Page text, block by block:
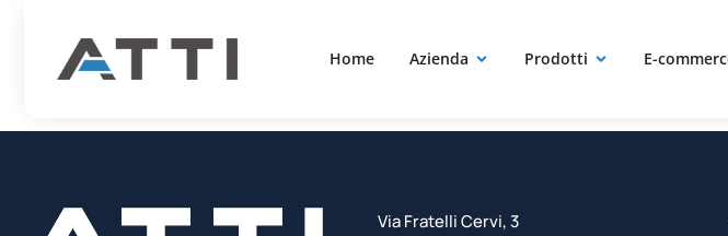
Home Azienda Prodotti E-
Categoria:
Via Fratelli Cervi, 3